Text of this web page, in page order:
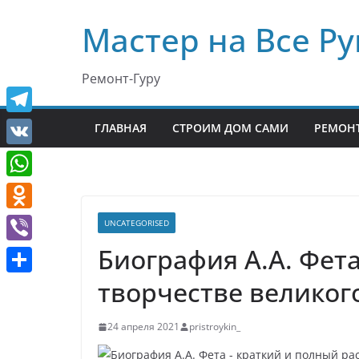
содержимомуМастер на Все
Ремонт-Гуру
ГЛАВНАЯ СТРОИМ ДОМ САМИ
UNCATEGORISED
Биография А.А.
творчестве
24 апреля 2021 pristroykin_
T
e
l
e
g
r
V
K
W
h
a
t
O
d
n
V